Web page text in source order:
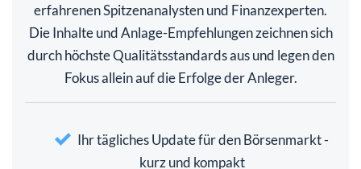
erfahrenen Spitzenanalysten und Finanzexperten.
Die Inhalte und Anlage-Empfehlungen zeichnen sich
durch höchste Qualitätsstandards aus und legen den
Fokus allein auf die Erfolge der Anleger.
Ihr tägliches Update für den Börsenmarkt -
kurz und kompakt